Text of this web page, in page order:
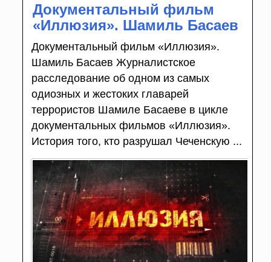
Документальный фильм
«Иллюзия». Шамиль Басаев
Документальный фильм «Иллюзия».
Шамиль Басаев Журналистское
расследование об одном из самых
одиозных и жестоких главарей
террористов Шамиле Басаеве в цикле
документальных фильмов «Иллюзия».
История того, кто разрушал Чеченскую ...